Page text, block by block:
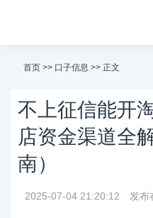
首页 >> 口子信息 >> 正文
不上征信能开
店资金渠道全
南）
2025-07-04 21:20:12 发布